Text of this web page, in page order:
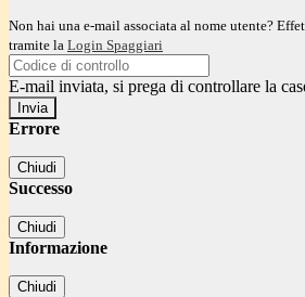
Non hai una e-mail associata al nome utente?
tramite la Login Spaggiari
E-mail inviata, si prega di controllare la
Errore
Chiudi
Successo
Chiudi
Informazione
Chiudi